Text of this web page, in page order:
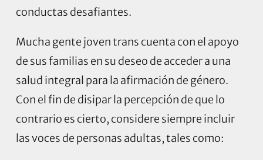
conductas desafiantes.
Mucha gente joven trans cuenta con el apoyo
de sus familias en su deseo de acceder a una
salud integral para la afirmación de género.
Con el fin de disipar la percepción de que lo
contrario es cierto, considere siempre incluir
las voces de personas adultas, tales como: